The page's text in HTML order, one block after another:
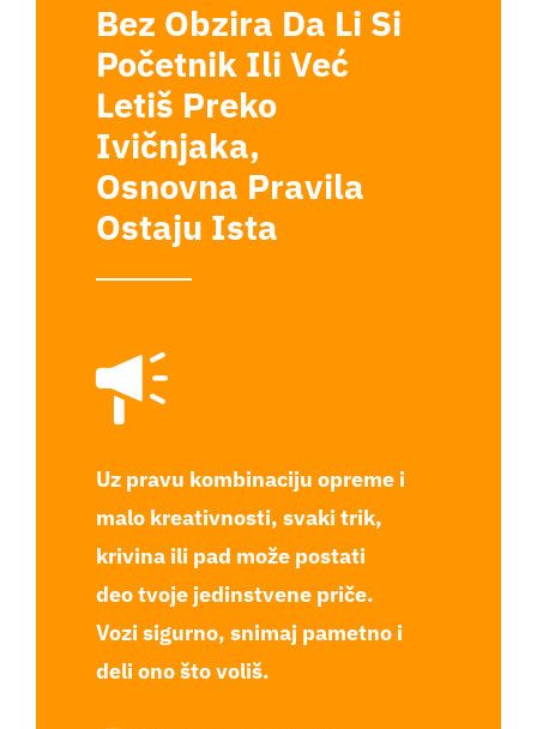
Bez Obzira Da Li Si
Početnik Ili Već
Letiš Preko
Ivičnjaka,
Osnovna Pravila
Ostaju Ista
Uz pravu kombinaciju opreme i
malo kreativnosti, svaki trik,
krivina ili pad može postati
deo tvoje jedinstvene priče.
Vozi sigurno, snimaj pametno i
deli ono što voliš.